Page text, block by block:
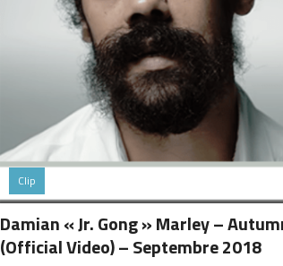
Clip
Damian « Jr. Gong » Marley –
(Official Video) – Septembre 2018